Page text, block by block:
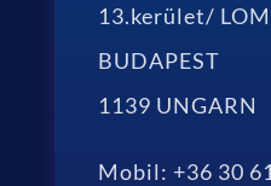
13.kerület/
BUDAPEST
1139 UNGARN
Mobil: +36 30